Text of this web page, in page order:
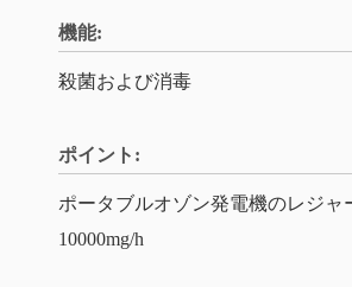
機能:
殺菌および消毒
ポイント:
ポータブルオゾン発電機のレジャ
10000mg/h